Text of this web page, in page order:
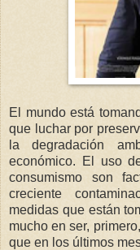
El mundo está
que luchar por
la degradación
económico. El uso
consumismo son
creciente
medidas que están
mucho en ser,
que en los últimos